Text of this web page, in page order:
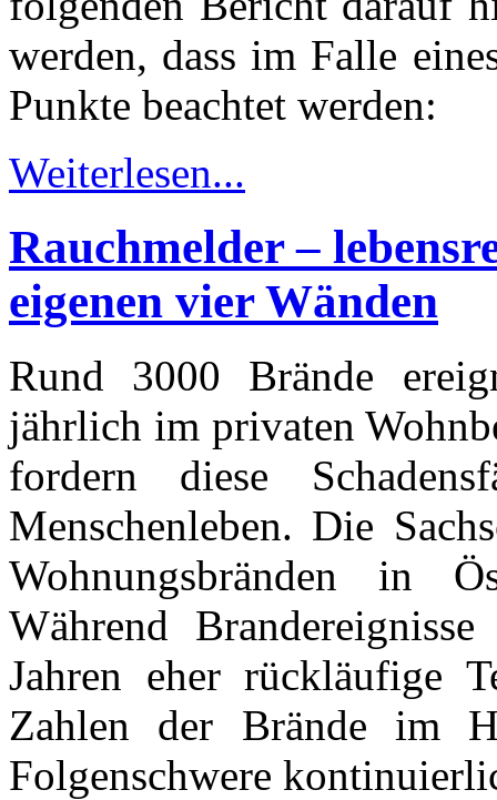
werden, dass im Falle
Punkte beachtet werden:
Weiterlesen...
Rauchmelder –
eigenen vier Wänden
Rund 3000 Brände
jährlich im privaten
fordern diese
Menschenleben. Die
Wohnungsbränden in
Während
Jahren eher rückläufige
Zahlen der Brände im
Folgenschwere